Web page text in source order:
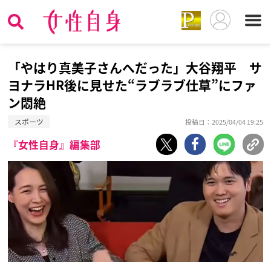
「やはり真美子さんへだった」大谷翔平 サ
ヨナラHR後に見せた“ラブラブ仕草”にファ
ン悶絶
スポーツ 投稿日：2025/04/04 19:25
『女性自身』編集部